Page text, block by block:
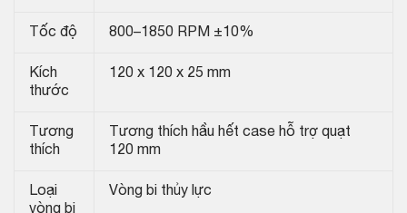
Tốc độ 800–1850 RPM ±10%
Kích
thước
120 x 120 x 25 mm
Tương
thích
Tương thích hầu hết case hỗ trợ quạt
120 mm
Loại
vòng bi
Vòng bi thủy lực